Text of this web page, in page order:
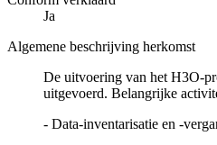
Ja
Algemene beschrijving herkomst
De uitvoering van het H3O-
uitgevoerd. Belangrijke
- Data-inventarisatie en -